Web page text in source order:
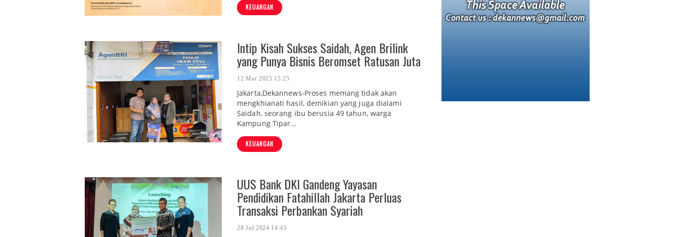
KEUANGAN
Intip Kisah Sukses Saidah, Agen Brilink
yang Punya Bisnis Beromset Ratusan Juta
12 Mar 2025 15:25
Jakarta,Dekannews-Proses memang tidak akan
mengkhianati hasil, demikian yang juga dialami
Saidah, seorang ibu berusia 49 tahun, warga
Kampung Tipar...
KEUANGAN
UUS Bank DKI Gandeng Yayasan
Pendidikan Fatahillah Jakarta Perluas
Transaksi Perbankan Syariah
28 Jul 2024 14:43